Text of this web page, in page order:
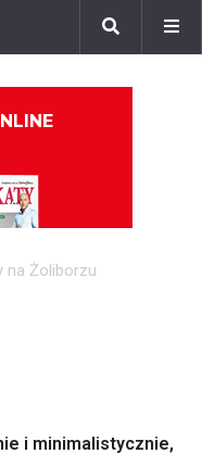
na Żoliborzu
i minimalistycznie,